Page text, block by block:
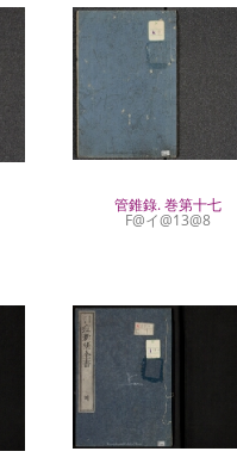
管錐錄. 巻第十七
F@イ@13@8